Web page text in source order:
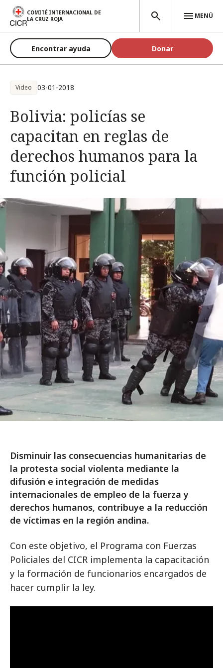
Pasar al contenido principal
COMITÉ INTERNACIONAL DE
LA CRUZ ROJA
MENÚ
Encontrar ayuda Donar
Video 03-01-2018
Bolivia: policías se
capacitan en reglas de
derechos humanos para la
función policial
Disminuir las consecuencias humanitarias de
la protesta social violenta mediante la
difusión e integración de medidas
internacionales de empleo de la fuerza y
derechos humanos, contribuye a la reducción
de víctimas en la región andina.
Con este objetivo, el Programa con Fuerzas
Policiales del CICR implementa la capacitación
y la formación de funcionarios encargados de
hacer cumplir la ley.